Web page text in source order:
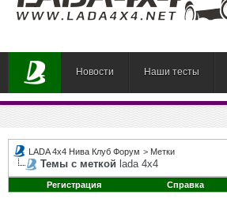
Новости Наши тесты
LADA 4x4 Нива Клуб Форум > Метки
Темы с меткой lada 4х4
Регистрация Справка